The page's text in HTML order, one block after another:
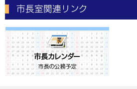
市長室関連リンク